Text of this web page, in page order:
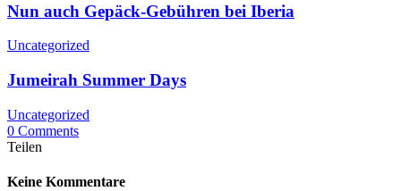
Nun auch Gepäck-Gebühren bei Iberia
Uncategorized
Jumeirah Summer Days
Uncategorized
0 Comments
Teilen
Keine Kommentare